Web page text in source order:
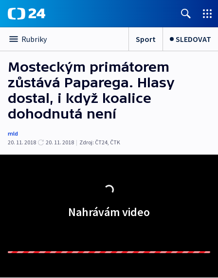
Rubriky Sport SLEDOVAT
Mosteckým primátorem
zůstává Paparega. Hlasy
dostal, i když koalice
dohodnutá není
mld
20. 11. 2018
20. 11. 2018 | Zdroj: ČT24, ČTK
Nahrávám video